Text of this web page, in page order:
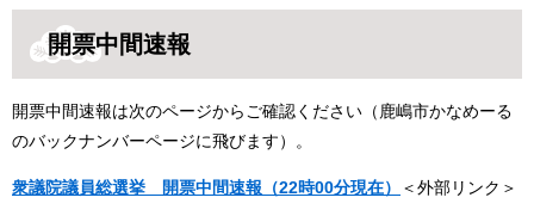
開票中間速報
開票中間速報は次のページからご確認ください（鹿嶋市かなめーる
のバックナンバーページに飛びます）。
衆議院議員総選挙 開票中間速報（22時00分現在） ＜外部リンク＞